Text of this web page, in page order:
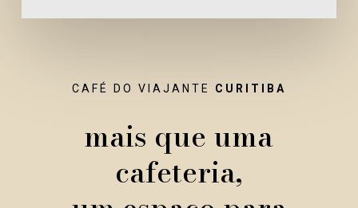
CAFÉ DO VIAJANTE CURITIBA
mais que uma
cafeteria,